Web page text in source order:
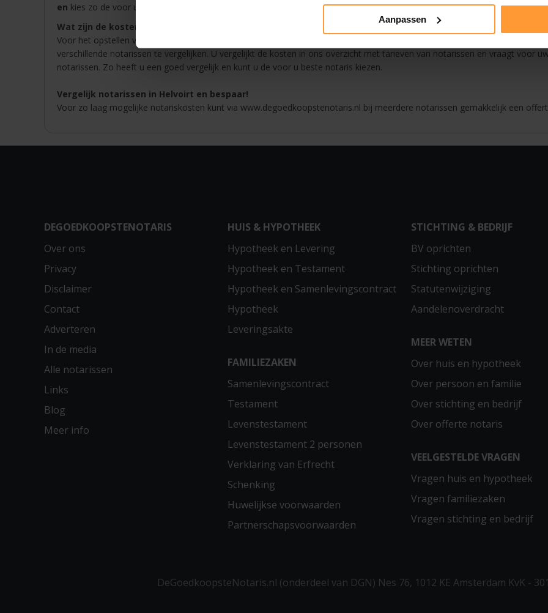
Aanpassen
en kies zo de voor u beste notaris in Helvoirt voor Testament
Wat zijn de kosten van een notaris in Helvoirt?
Voor het opstellen van een akte betaalt u notariskosten. De notaris mag zelf zijn tarieven bepalen. Deze kunnen enorm
verschillende notarissen te vergelijken. U vergelijkt de kosten in ons overzicht met tarieven van notarissen en vraagt voor
notarissen. Zo heeft u een goed vergelijk en kunt u de voor u beste notaris kiezen.
Vergelijk notarissen in Helvoirt en bespaar!
Voor zo laag mogelijke notariskosten kunt via www.degoedkoopstenotaris.nl bij meerdere notarissen gemakkelijk een
DEGOEDKOOPSTENOTARIS
Over ons
Privacy
Disclaimer
Contact
Adverteren
In de media
Alle notarissen
Links
Blog
Meer info
HUIS & HYPOTHEEK
Hypotheek en Levering
Hypotheek en Testament
Hypotheek en Samenlevingscontract
Hypotheek
Leveringsakte
FAMILIEZAKEN
Samenlevingscontract
Testament
Levenstestament
Levenstestament 2 personen
Verklaring van Erfrecht
Schenking
Huwelijkse voorwaarden
Partnerschapsvoorwaarden
STICHTING & BEDRIJF
BV oprichten
Stichting oprichten
Statutenwijziging
Aandelenoverdracht
MEER WETEN
Over huis en hypotheek
Over persoon en familie
Over stichting en bedrijf
Over offerte notaris
VEELGESTELDE VRAGEN
Vragen huis en hypotheek
Vragen familiezaken
Vragen stichting en bedrijf
DeGoedkoopsteNotaris.nl (onderdeel van DGN) Nes 76, 1012 KE Amsterdam KvK -